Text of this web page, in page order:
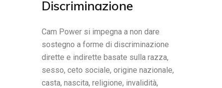
Discriminazione
Cam Power si impegna a non dare
sostegno a forme di discriminazione
dirette e indirette basate sulla razza,
sesso, ceto sociale, origine nazionale,
casta, nascita, religione, invalidità,